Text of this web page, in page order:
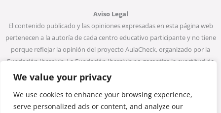
We value your privacy
We use cookies to enhance your browsing experience,
serve personalized ads or content, and analyze our
Aviso Legal
El contenido publicado y las opiniones expresadas en esta página web
pertenecen a la autoría de cada centro educativo participante y no tiene
porque reflejar la opinión del proyecto AulaCheck, organizado por la
Fundación Ibercivis. La Fundación Ibercivis no garantiza la exactitud de
todos los datos incluidos en las entradas de la web. Ni la Fundación
Ibercivis ni ninguna persona que actúe en su nombre será considerada
responsable del uso que pueda darse a la información que contiene.